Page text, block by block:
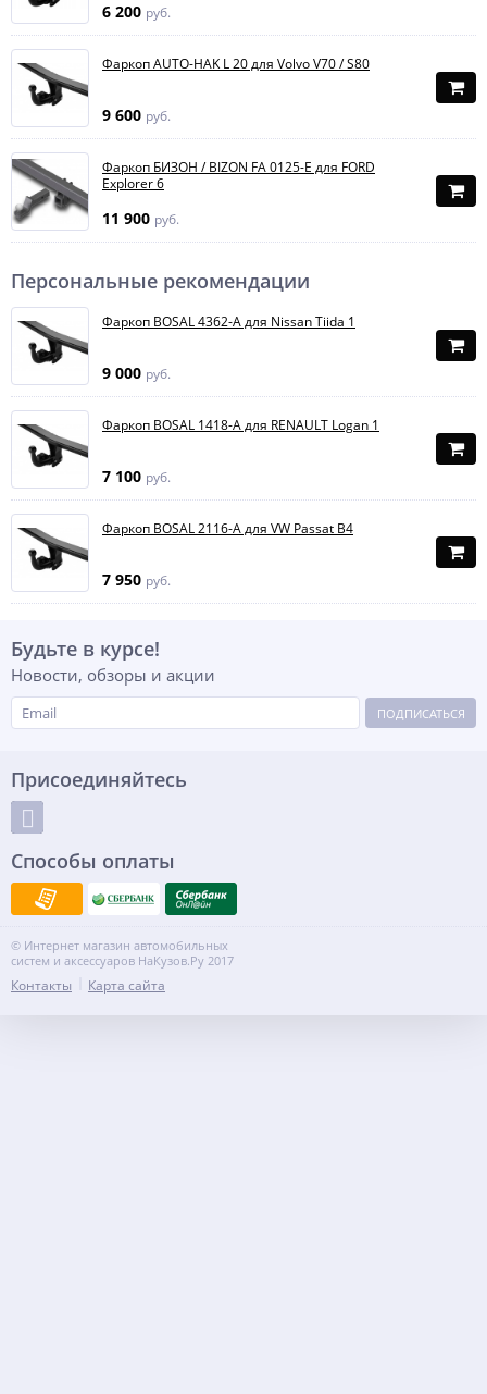
6 200 руб.
Фаркоп AUTO-HAK L 20 для Volvo V70 / S80
9 600 руб.
Фаркоп БИЗОН / BIZON FA 0125-E для FORD
Explorer 6
11 900 руб.
Персональные рекомендации
Фаркоп BOSAL 4362-A для Nissan Tiida 1
9 000 руб.
Фаркоп BOSAL 1418-A для RENAULT Logan 1
7 100 руб.
Фаркоп BOSAL 2116-A для VW Passat B4
7 950 руб.
Будьте в курсе!
Новости, обзоры и акции
ПОДПИСАТЬСЯ
Присоединяйтесь
Способы оплаты
© Интернет магазин автомобильных
систем и аксессуаров НаКузов.Ру 2017
Контакты Карта сайта